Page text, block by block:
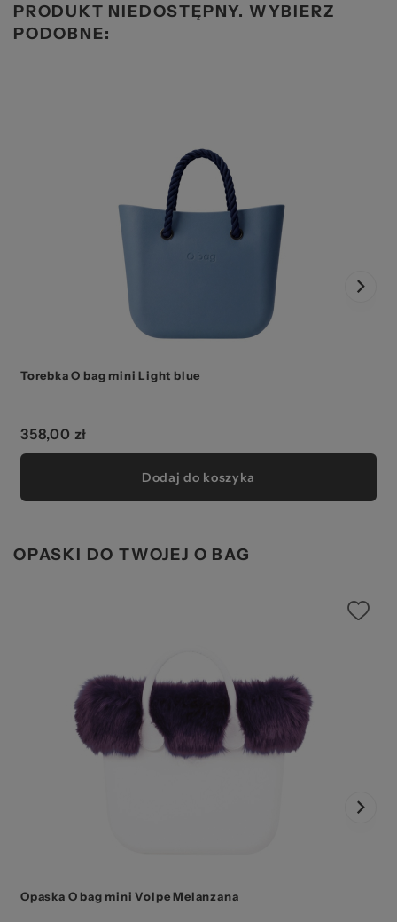
PRODUKT NIEDOSTĘPNY. WYBIERZ
PODOBNE:
Torebka O bag mini Light blue
358,00 zł
Dodaj do koszyka
OPASKI DO TWOJEJ O BAG
Opaska O bag mini Volpe Melanzana